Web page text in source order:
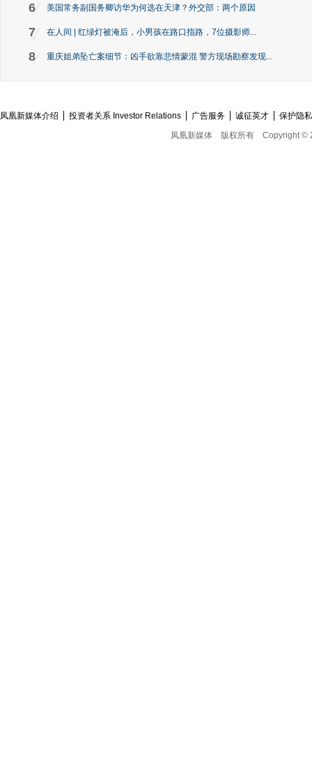
6 美国常务副国务卿访华为何选在天津？外交部：两个原因
7 在人间 | 红绿灯被淹后，小男孩在路口指路，7位摄影师...
8 重庆姐弟坠亡案细节：凶手欲靠悲情蒙混 警方现场勘察发现...
凤凰新媒体介绍 投资者关系 Investor Relations 广告服务 诚征英才
保护隐
凤凰新媒体
版权所有 Copyright ©